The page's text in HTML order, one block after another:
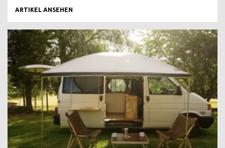
T2 TECHNISCHE
VERBESSERUNGEN
T2 LENKGETRIEBE
WARNUNG
T2 FLACHDACHCAMPER
UND 4 PERSONEN
T2 ÖLKÜHLER
T2 3 PUNKTGURTE
HINTEN NACHRÜSTEN
ARTIKEL ANSEHEN